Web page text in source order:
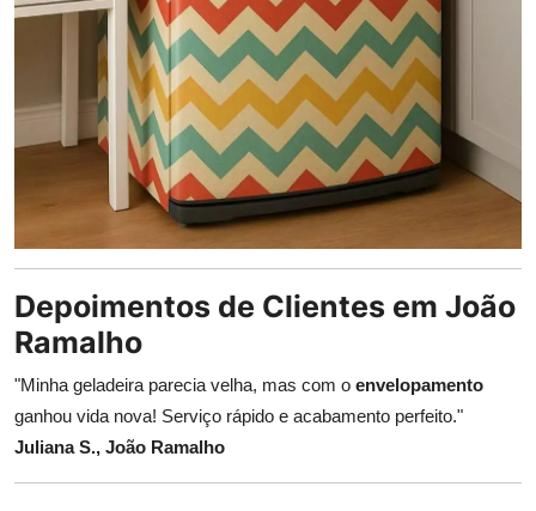
Depoimentos de Clientes em João
Ramalho
"Minha geladeira parecia velha, mas com o envelopamento
ganhou vida nova! Serviço rápido e acabamento perfeito."
Juliana S., João Ramalho